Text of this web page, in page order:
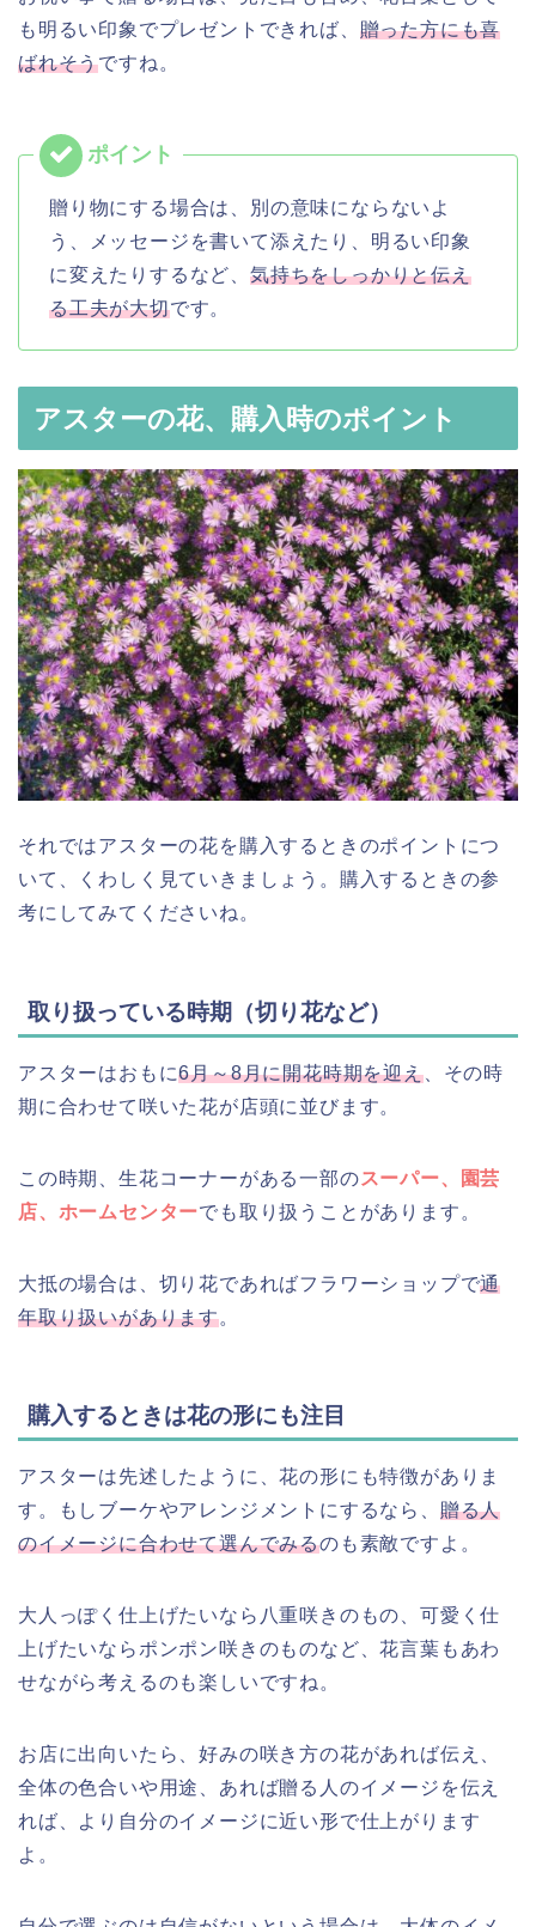
も明るい印象でプレゼントできれば、 贈った方にも喜
ばれそうですね。
贈り物にする場合は、別の意味にならないよ
う、メッセージを書いて添えたり、明るい印象
に変えたりするなど、 気持ちをしっかりと伝え
る工夫が大切です。
アスターの花、購入時のポイント
それではアスターの花を購入するときのポイントにつ
いて、くわしく見ていきましょう。購入するときの参
考にしてみてくださいね。
取り扱っている時期（切り花など）
アスターはおもに6月～8月に開花時期を迎え、その時
期に合わせて咲いた花が店頭に並びます。
この時期、生花コーナーがある一部のスーパー、園芸
店、ホームセンターでも取り扱うことがあります。
大抵の場合は、切り花であればフラワーショップで通
年取り扱いがあります。
購入するときは花の形にも注目
アスターは先述したように、花の形にも特徴がありま
す。もしブーケやアレンジメントにするなら、 贈る人
のイメージに合わせて選んでみるのも素敵ですよ。
大人っぽく仕上げたいなら八重咲きのもの、可愛く仕
上げたいならポンポン咲きのものなど、花言葉もあわ
せながら考えるのも楽しいですね。
お店に出向いたら、好みの咲き方の花があれば伝え、
全体の色合いや用途、あれば贈る人のイメージを伝え
れば、より自分のイメージに近い形で仕上がります
よ。